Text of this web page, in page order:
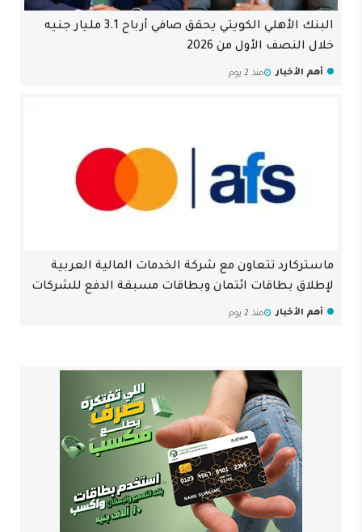
البنك الأهلي الكويتي يحقق صافي أرباح 3.1 مليار جنيه
خلال النصف الأول من 2026
أهم الأخبار منذ 2 يوم
ماستركارد تتعاون مع شركة الخدمات المالية العربية
لإطلاق بطاقات ائتمان وبطاقات مسبقة الدفع للشركات
أهم الأخبار منذ 2 يوم